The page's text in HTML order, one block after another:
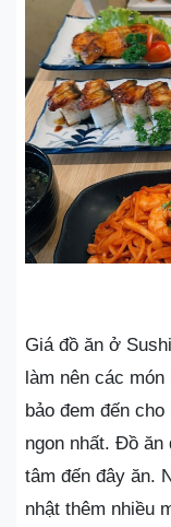
Giá đồ ăn ở
làm nên các
bảo đem đến
ngon nhất. Đồ
tâm đến đây ăn.
nhật thêm nhiều